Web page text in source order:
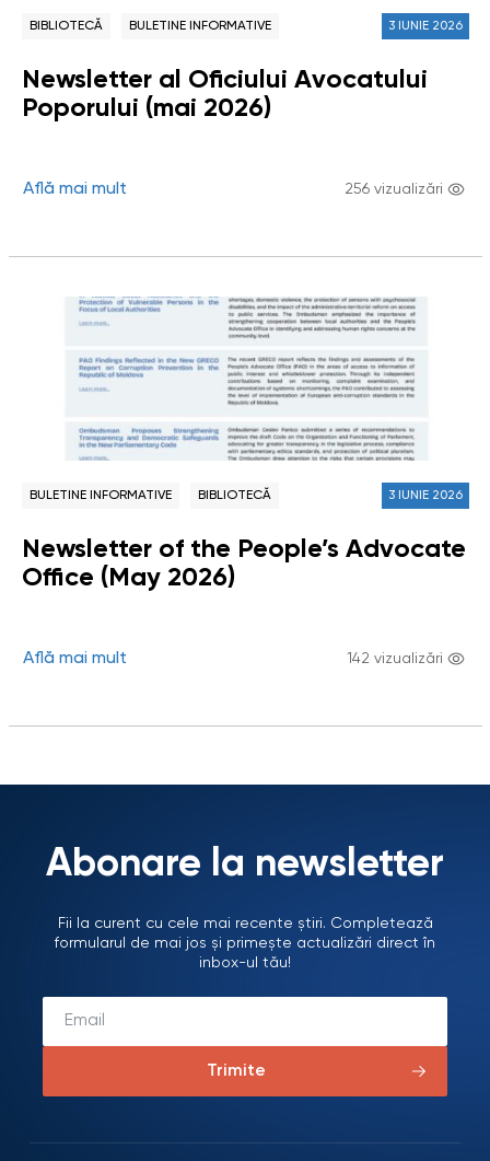
BIBLIOTECĂ BULETINE INFORMATIVE 3 IUNIE 2026
Newsletter al Oficiului Avocatului
Poporului (mai 2026)
Află mai mult 256 vizualizări
BULETINE INFORMATIVE BIBLIOTECĂ 3 IUNIE 2026
Newsletter of the People’s Advocate
Office (May 2026)
Află mai mult 142 vizualizări
Abonare la newsletter
Fii la curent cu cele mai recente știri. Completează
formularul de mai jos și primește actualizări direct în
inbox-ul tău!
Trimite